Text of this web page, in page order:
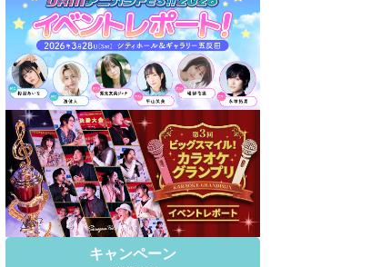
家族や友達と一緒に！練習にも！
キャンペーン